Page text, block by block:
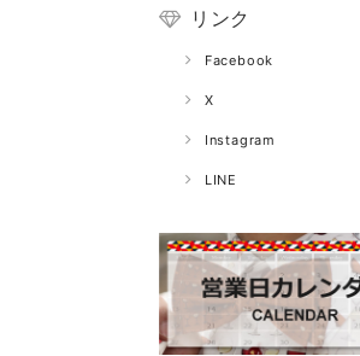
リンク
Facebook
X
Instagram
LINE